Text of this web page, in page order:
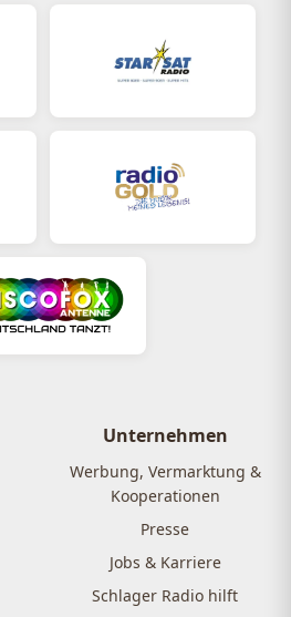
Unternehmen
Werbung, Vermarktung &
Kooperationen
Presse
Jobs & Karriere
Schlager Radio hilft